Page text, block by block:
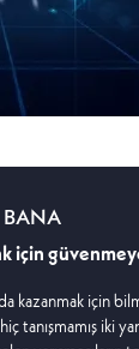
için
kazanmak için
tanışmamış iki